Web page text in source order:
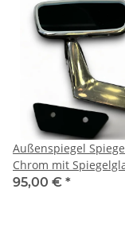
Außenspiegel
Chrom mit
für Mercedes Benz
95,00 € *